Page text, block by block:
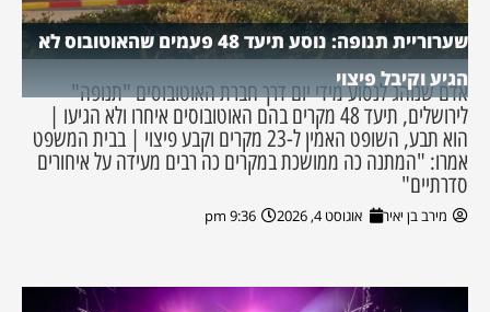
שערוריית תנופה: נוסע תיעד 48 פעמים שהאוטובוס לא
הגיע וקיבל פיצוי
אדם שנוהג לנסוע מידי יום דרך חברת האוטובוסים "תנופה"
לירושלים, תיעד 48 מקרים בהם האוטובוסים איחרו ולא הגיעו |
הוא תבע, השופט האמין ל-23 מקרים וקבע פיצוי | בבית המשפט
אמרו: "המתנה כה ממושכת במקרים כה רבים מעידה על איחורים
סדרתיים"
מירב בן יאיר אוגוסט 4, 2026 9:36 pm